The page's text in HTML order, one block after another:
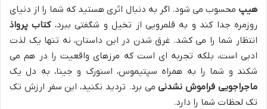
هیپ محسوب می شود. اگر به دنبال اثری هستید که شما را از دنیای
روزمره جدا کند و به قلمرویی از تخیل و شگفتی ببرد،کتاب پرواذ
انتظار شما را می کشد. غرق شدن در این داستان، نه تنها یک لذت
ادبی است، بلکه تجربه ای است که مرزهای واقعیت را در هم می
شکند و شما را به همراه سپتیموس، اسنورک و جینا، به دل یک
ماجراجویی فراموش نشدنیمی برد. تردید نکنید، این سفر ارزش تک
تک لحظات شما را دارد.